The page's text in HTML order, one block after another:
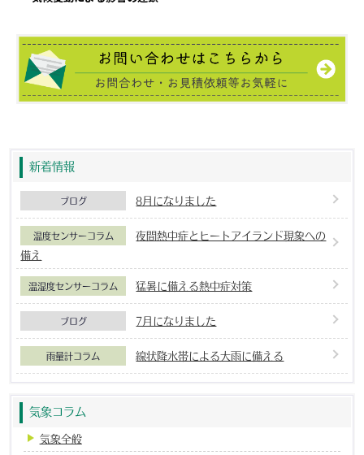
新着情報
ブログ 8月になりました
温度センサーコラム
夜間熱中症とヒートアイランド現象への
備え
温湿度センサーコラム 猛暑に備える熱中症対策
ブログ 7月になりました
雨量計コラム 線状降水帯による大雨に備える
気象コラム
気象全般